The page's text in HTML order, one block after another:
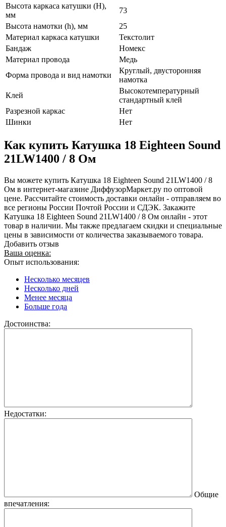
Высота каркаса катушки (H),
мм
73
Высота намотки (h), мм
25
Материал каркаса катушки
Текстолит
Бандаж
Номекс
Материал провода
Медь
Форма провода и вид намотки
Круглый, двусторонняя
намотка
Клей
Высокотемпературный
стандартный клей
Разрезной каркас
Нет
Шинки
Нет
Как купить Катушка 18 Eighteen Sound
21LW1400 / 8 Ом
Вы можете купить Катушка 18 Eighteen Sound 21LW1400 / 8
Ом в интернет-магазине ДиффузорМаркет.ру по оптовой
цене. Рассчитайте стоимость доставки онлайн - отправляем во
все регионы России Почтой России и СДЭК. Закажите
Катушка 18 Eighteen Sound 21LW1400 / 8 Ом онлайн - этот
товар в наличии. Мы также предлагаем скидки и специальные
цены в зависимости от количества заказываемого товара.
Добавить отзыв
Ваша оценка:
Опыт использования:
Несколько месяцев
Несколько дней
Менее месяца
Больше года
Достоинства:
Недостатки:
Общие
впечатления: